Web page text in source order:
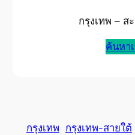
กรุงเทพ – ส
ค้นหา
กรุงเทพ กรุงเทพ-สายใต้